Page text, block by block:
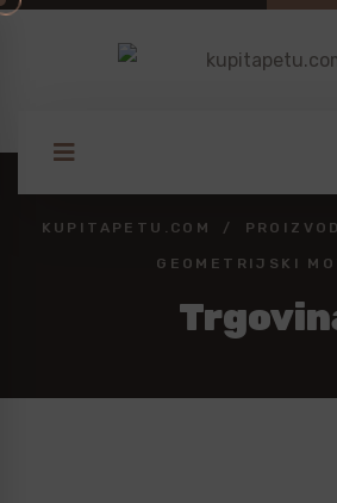
KUPITAPETU.COM
GEOMETRIJSKI